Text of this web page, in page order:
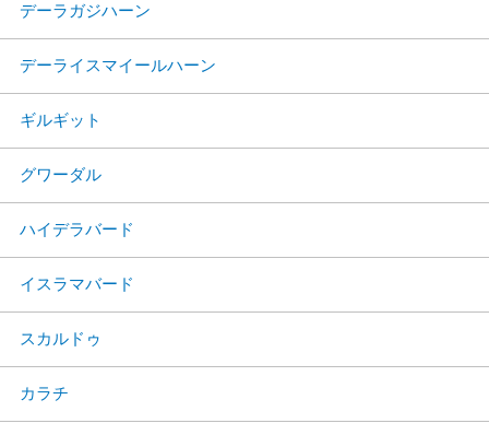
デーラガジハーン
デーライスマイールハーン
ギルギット
グワーダル
ハイデラバード
イスラマバード
スカルドゥ
カラチ